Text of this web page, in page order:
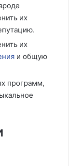
их
их
и общую
программ,